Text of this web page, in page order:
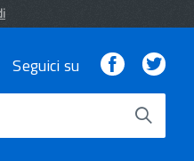
Seguici su Facebook